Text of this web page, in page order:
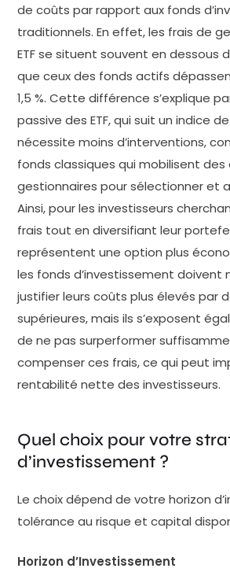
de coûts par rapport aux fonds
traditionnels. En effet, les frais de
ETF se situent souvent en dessous
que ceux des fonds actifs
1,5 %. Cette différence s’explique
passive des ETF, qui suit un indice
nécessite moins d’interventions,
fonds classiques qui mobilisent des
gestionnaires pour sélectionner et
Ainsi, pour les investisseurs
frais tout en diversifiant leur
représentent une option plus
les fonds d’investissement doivent
justifier leurs coûts plus élevés par
supérieures, mais ils s’exposent
de ne pas surperformer
compenser ces frais, ce qui peut
rentabilité nette des investisseurs.
Quel choix pour votre
d’investissement ?
Le choix dépend de votre horizon
tolérance au risque et capital
Horizon d’Investissement